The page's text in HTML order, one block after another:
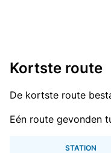
Kortste route
De kortste route
Eén route gevonden
STATION